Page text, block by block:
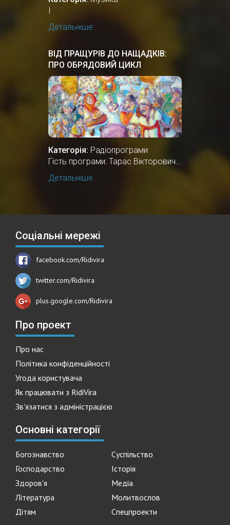
І
Детальніше...
ВІД ПРАЩУРІВ ДО НАЩАДКІВ:
ПРО ОБРЯДОВИЙ ЦИКЛ
ЗИМОВИХ СВЯТКУВАНЬ
Категорія: Радіопрограми
Гість програми: Тарас Вікторович...
Детальніше...
Соціальні мережі
facebook.com/Ridivira
twitter.com/Ridivira
plus.google.com/Ridivira
Про проект
Про нас
Політика конфіденційності
Угода користувача
Як працювати з RidiVira
Зв'язатися з адміністрацією
Основні категорії
Богознавство
Суспільство
Господарство
Історія
Здоров'я
Медіа
Література
Молитвослов
Дітям
Спецпроекти